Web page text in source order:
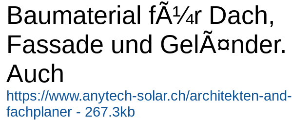
Baumaterial fÃ¼r Dach,
Fassade und GelÃ¤nder.
Auch
https://www.anytech-solar.ch/architekten-and-
fachplaner - 267.3kb